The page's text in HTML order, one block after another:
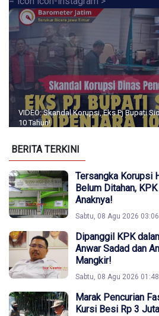
VIDEO: Skandal Korupsi, Eks Pj Bupati
10 Tahun!
BERITA TERKINI
Tersangka Korupsi
Belum Ditahan,
Anaknya!
Sabtu, 08 Agu 2026
Dipanggil KPK
Anwar Sadad dan
Mangkir!
Sabtu, 08 Agu 2026
Marak Pencurian
Kursi Besi Rp 3